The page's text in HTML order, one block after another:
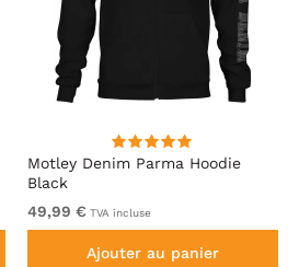
Motley Denim Parma Hoodie
Black
49,99 € TVA incluse
Ajouter au panier